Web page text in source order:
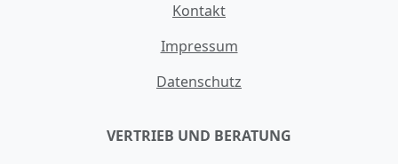
Kontakt
Impressum
Datenschutz
VERTRIEB UND BERATUNG